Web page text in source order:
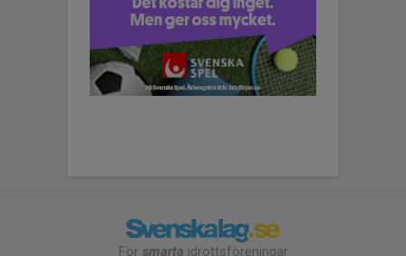
För smarta idrottsföreningar